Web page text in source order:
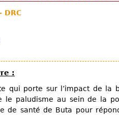
DRC
:
qui porte sur l’impact de la
le paludisme au sein de la
de santé de Buta pour